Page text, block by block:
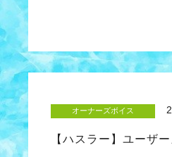
オーナーズボイス
【ハスラー】ユーザ